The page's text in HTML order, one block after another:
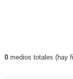
Resultados
0medios totales (hay